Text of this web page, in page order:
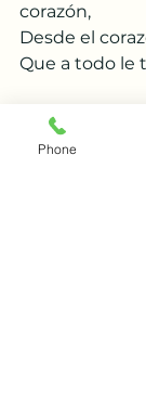
corazón,
Desde el
Que a todo le
Sea la fe y la
de esta
Phone